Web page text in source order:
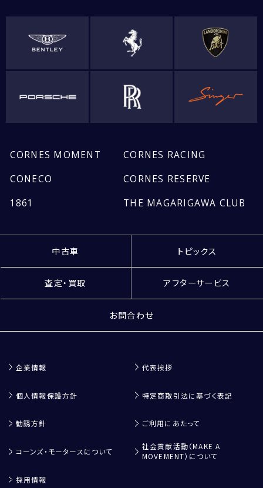
CORNES MOMENT
CORNES RACING
CONECO
CORNES RESERVE
1861
THE MAGARIGAWA CLUB
中古車 トピックス
査定・買取 アフターサービス
お問合わせ
企業情報 代表挨拶
個人情報保護方針 特定商取引法に基づく表記
勧誘方針 ご利用にあたって
コーンズ・モータースについて
社会貢献活動（MAKE A
MOVEMENT）について
採用情報